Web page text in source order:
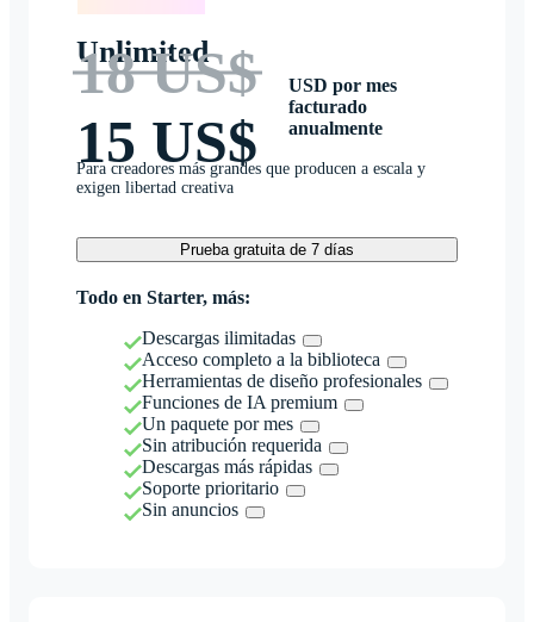
Unlimited
18 US$
15 US$
USD por mes
facturado
anualmente
Para creadores más grandes que producen a escala y
exigen libertad creativa
Prueba gratuita de 7 días
Todo en Starter, más:
Descargas ilimitadas
Acceso completo a la biblioteca
Herramientas de diseño profesionales
Funciones de IA premium
Un paquete por mes
Sin atribución requerida
Descargas más rápidas
Soporte prioritario
Sin anuncios